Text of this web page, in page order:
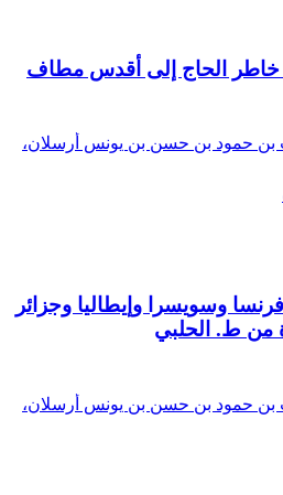
خاطر الحاج إلى أقدس مطاف
بن حمود بن حسن بن يونس أرسلان،
وسويسرا وإيطاليا وجزائر
من ط. الحلبي
بن حمود بن حسن بن يونس أرسلان،